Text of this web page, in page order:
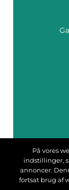
På vores
indstillinger,
annoncer.
fortsat brug af